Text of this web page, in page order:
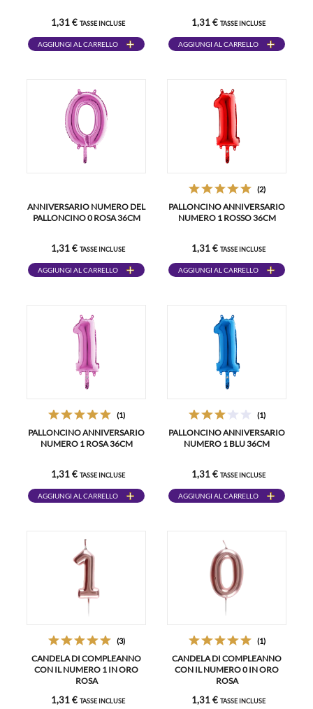
1,31 € TASSE INCLUSE
AGGIUNGI AL CARRELLO
1,31 € TASSE INCLUSE
AGGIUNGI AL CARRELLO
ANNIVERSARIO NUMERO DEL
PALLONCINO 0 ROSA 36CM
1,31 € TASSE INCLUSE
AGGIUNGI AL CARRELLO
(2)
PALLONCINO ANNIVERSARIO
NUMERO 1 ROSSO 36CM
1,31 € TASSE INCLUSE
AGGIUNGI AL CARRELLO
(1)
PALLONCINO ANNIVERSARIO
NUMERO 1 ROSA 36CM
1,31 € TASSE INCLUSE
AGGIUNGI AL CARRELLO
(1)
PALLONCINO ANNIVERSARIO
NUMERO 1 BLU 36CM
1,31 € TASSE INCLUSE
AGGIUNGI AL CARRELLO
(3)
CANDELA DI COMPLEANNO
CON IL NUMERO 1 IN ORO
ROSA
1,31 € TASSE INCLUSE
(1)
CANDELA DI COMPLEANNO
CON IL NUMERO 0 IN ORO
ROSA
1,31 € TASSE INCLUSE